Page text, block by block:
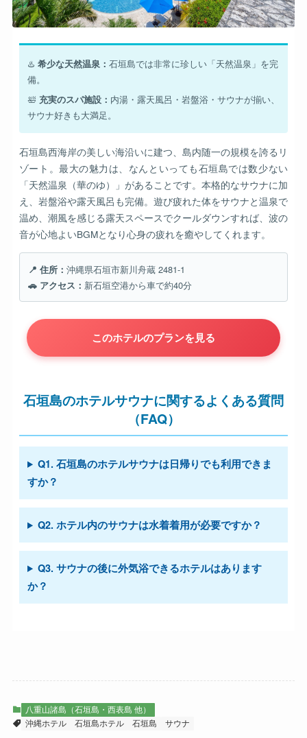
♨️ 希少な天然温泉： 石垣島では非常に珍しい「天然温泉」を完
備。
🛀 充実のスパ施設： 内湯・露天風呂・岩盤浴・サウナが揃い、
サウナ好きも大満足。
石垣島西海岸の美しい海沿いに建つ、島内随一の規模を誇るリ
ゾート。最大の魅力は、なんといっても石垣島では数少ない
「天然温泉（華のゆ）」があることです。本格的なサウナに加
え、岩盤浴や露天風呂も完備。遊び疲れた体をサウナと温泉で
温め、潮風を感じる露天スペースでクールダウンすれば、波の
音が心地よいBGMとなり心身の疲れを癒やしてくれます。
📍 住所： 沖縄県石垣市新川舟蔵 2481-1
🚗 アクセス： 新石垣空港から車で約40分
このホテルのプランを見る
石垣島のホテルサウナに関するよくある質問
（FAQ）
Q1. 石垣島のホテルサウナは日帰りでも利用できま
すか？
Q2. ホテル内のサウナは水着着用が必要ですか？
Q3. サウナの後に外気浴できるホテルはあります
か？
八重山諸島（石垣島・西表島 他）
沖縄ホテル
石垣島ホテル 石垣島 サウナ